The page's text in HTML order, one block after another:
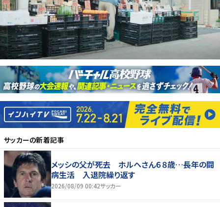
サッカーの新着記事
メッシの父が死去 ホルヘさん６８歳…長年の闘
病生活 入退院繰り返す
2026/08/09 00:42サッカー